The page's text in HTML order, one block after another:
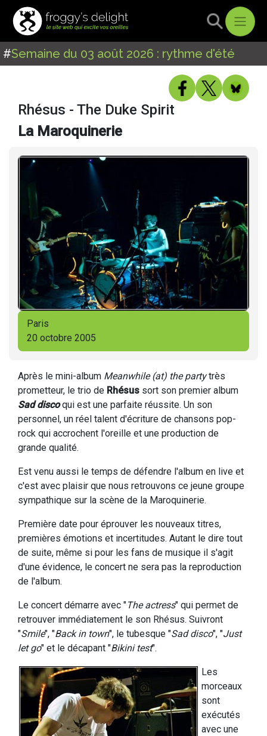
#Semaine du 03 août 2026 : rythme d'été
Rhésus - The Duke Spirit
La Maroquinerie
Paris
20 octobre 2005
Après le mini-album Meanwhile (at) the partytrès
prometteur, le trio de Rhésus sort son premier album
Sad discoqui est une parfaite réussite. Un son
personnel, un réel talent d'écriture de chansons pop-
rock qui accrochent l'oreille et une production de
grande qualité.
Est venu aussi le temps de défendre l'album en live et
c'est avec plaisir que nous retrouvons ce jeune groupe
sympathique sur la scène de la Maroquinerie.
Première date pour éprouver les nouveaux titres,
premières émotions et incertitudes. Autant le dire tout
de suite, même si pour les fans de musique il s'agit
d'une évidence, le concert ne sera pas la reproduction
de l'album.
Le concert démarre avec "The actress" qui permet de
retrouver immédiatement le son Rhésus. Suivront
"Smile", "Back in town", le tubesque "Sad disco", "Just
let go" et le décapant "Bikini test".
Les
morceaux
sont
exécutés
avec une